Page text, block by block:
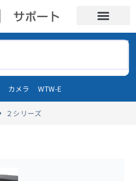
カメラ WTW-E
２シリーズ